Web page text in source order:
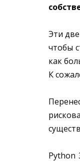
Эти
чтобы
как
К
Python